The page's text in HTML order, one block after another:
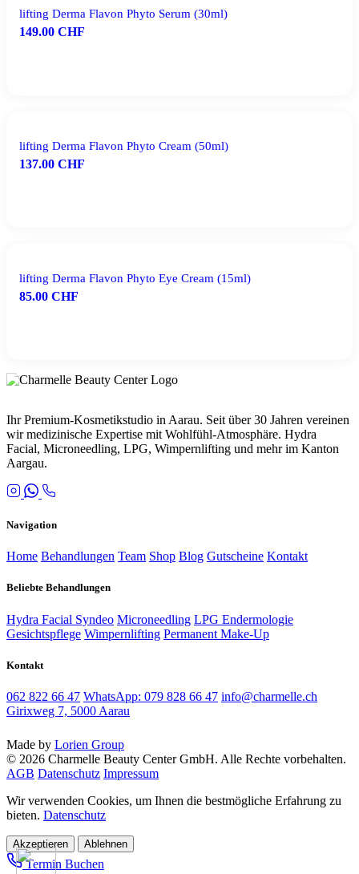
lifting Derma Flavon Phyto Serum (30ml)
149.00 CHF
lifting Derma Flavon Phyto Cream (50ml)
137.00 CHF
lifting Derma Flavon Phyto Eye Cream (15ml)
85.00 CHF
Ihr Premium-Kosmetikstudio in Aarau. Seit über 30 Jahren vereinen
wir medizinische Expertise mit Wohlfühl-Atmosphäre. Hydra
Facial, Microneedling, LPG, Wimpernlifting und mehr im Kanton
Aargau.
Navigation
Home Behandlungen Team Shop Blog Gutscheine Kontakt
Beliebte Behandlungen
Hydra Facial Syndeo Microneedling LPG Endermologie
Gesichtspflege Wimpernlifting Permanent Make-Up
Kontakt
062 822 66 47 WhatsApp: 079 828 66 47 info@charmelle.ch
Girixweg 7, 5000 Aarau
Made by Lorien Group
© 2026 Charmelle Beauty Center GmbH. Alle Rechte vorbehalten.
AGB Datenschutz Impressum
Wir verwenden Cookies, um Ihnen die bestmögliche Erfahrung zu
bieten. Datenschutz
Akzeptieren Ablehnen
Termin Buchen